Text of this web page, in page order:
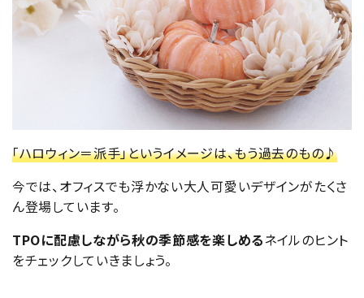
「ハロウィン＝派手」というイメージは、もう過去のもの♪
今では、オフィスでも浮かない大人可愛いデザインがたくさ
ん登場しています。
TPOに配慮しながら秋の季節感を楽しめるネイルのヒント
をチェックしていきましょう。